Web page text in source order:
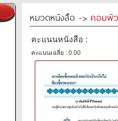
หมวดหนังสือ -> คอมพิ
คะแนนหนังสือ :
คะแนนเฉลี่ย : 0.00